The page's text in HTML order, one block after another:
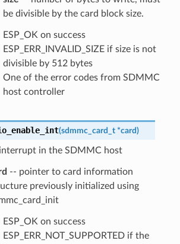
be divisible by the card block size.
ESP_OK on success
ESP_ERR_INVALID_SIZE if size is not
divisible by 512 bytes
One of the error codes from SDMMC
host controller
(sdmmc_card_t *card)
in the SDMMC host
-- pointer to card information
previously initialized using
ESP_OK on success
ESP_ERR_NOT_SUPPORTED if the